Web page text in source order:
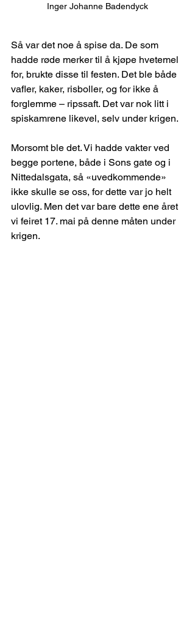
Inger Johanne Badendyck
Så var det noe å spise da. De som
hadde røde merker til å kjøpe hvetemel
for, brukte disse til festen. Det ble både
vafler, kaker, risboller, og for ikke å
forglemme – ripssaft. Det var nok litt i
spiskamrene likevel, selv under krigen.
Morsomt ble det. Vi hadde vakter ved
begge portene, både i Sons gate og i
Nittedalsgata, så «uvedkommende»
ikke skulle se oss, for dette var jo helt
ulovlig. Men det var bare dette ene året
vi feiret 17. mai på denne måten under
krigen.